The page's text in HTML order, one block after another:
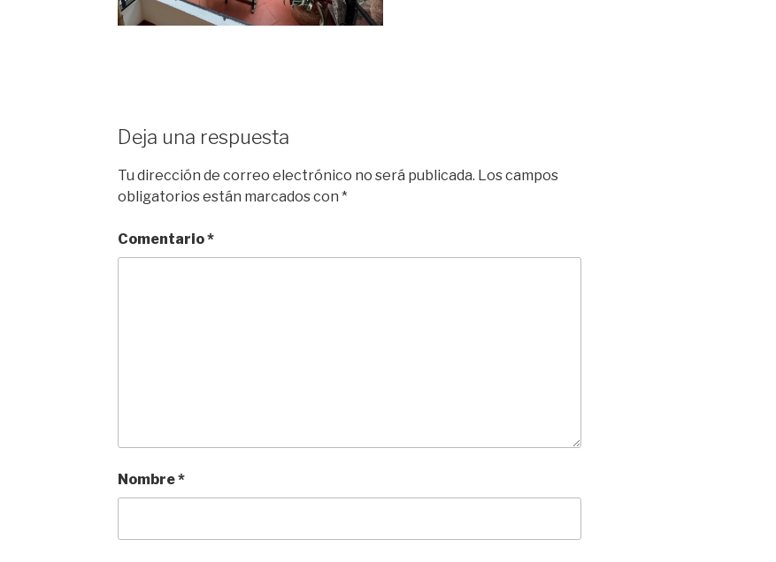
Deja una respuesta
Tu dirección de correo electrónico no será publicada. Los campos
obligatorios están marcados con *
Comentario*
Nombre*